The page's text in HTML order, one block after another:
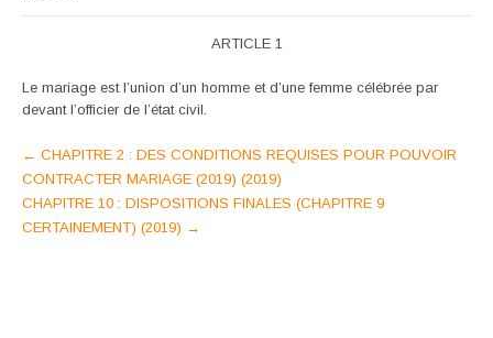
ARTICLE 1
Le mariage est l’union d’un homme et d’une femme célébrée par
devant l’officier de l’état civil.
Post
navigation
← CHAPITRE 2 : DES CONDITIONS REQUISES POUR POUVOIR
CONTRACTER MARIAGE (2019) (2019)
CHAPITRE 10 : DISPOSITIONS FINALES (CHAPITRE 9
CERTAINEMENT) (2019) →